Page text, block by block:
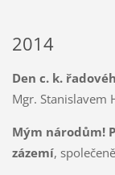
2014
Den c. k.
Mgr. Stanislavem
Mým národům!
zázemí,